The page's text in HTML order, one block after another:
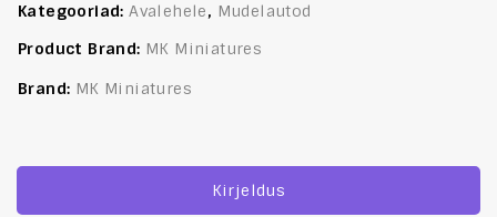
Kategooriad:Avalehele, Mudelautod
Product Brand: MK Miniatures
Brand: MK Miniatures
Kirjeldus